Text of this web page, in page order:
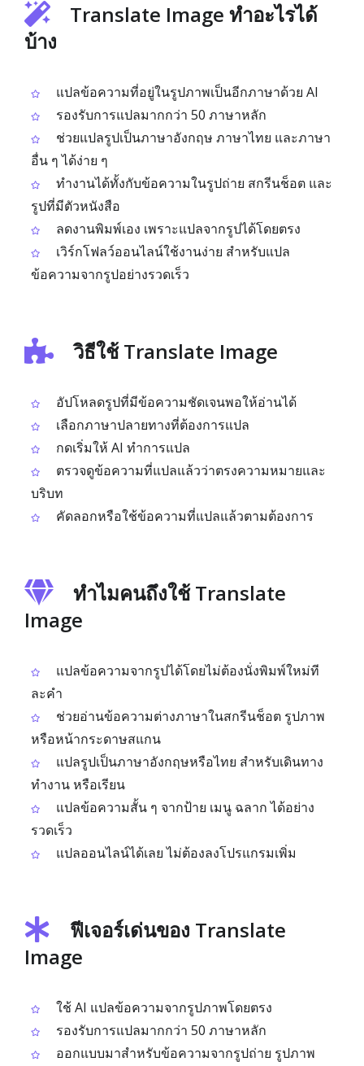
Translate Image ทำอะไรได้
บ้าง
แปลข้อความที่อยู่ในรูปภาพเป็นอีกภาษาด้วย AI
รองรับการแปลมากกว่า 50 ภาษาหลัก
ช่วยแปลรูปเป็นภาษาอังกฤษ ภาษาไทย และภาษา
อื่น ๆ ได้ง่าย ๆ
ทำงานได้ทั้งกับข้อความในรูปถ่าย สกรีนช็อต และ
รูปที่มีตัวหนังสือ
ลดงานพิมพ์เอง เพราะแปลจากรูปได้โดยตรง
เวิร์กโฟลว์ออนไลน์ใช้งานง่าย สำหรับแปล
ข้อความจากรูปอย่างรวดเร็ว
วิธีใช้ Translate Image
อัปโหลดรูปที่มีข้อความชัดเจนพอให้อ่านได้
เลือกภาษาปลายทางที่ต้องการแปล
กดเริ่มให้ AI ทำการแปล
ตรวจดูข้อความที่แปลแล้วว่าตรงความหมายและ
บริบท
คัดลอกหรือใช้ข้อความที่แปลแล้วตามต้องการ
ทำไมคนถึงใช้ Translate
Image
แปลข้อความจากรูปได้โดยไม่ต้องนั่งพิมพ์ใหม่ที
ละคำ
ช่วยอ่านข้อความต่างภาษาในสกรีนช็อต รูปภาพ
หรือหน้ากระดาษสแกน
แปลรูปเป็นภาษาอังกฤษหรือไทย สำหรับเดินทาง
ทำงาน หรือเรียน
แปลข้อความสั้น ๆ จากป้าย เมนู ฉลาก ได้อย่าง
รวดเร็ว
แปลออนไลน์ได้เลย ไม่ต้องลงโปรแกรมเพิ่ม
ฟีเจอร์เด่นของ Translate
Image
ใช้ AI แปลข้อความจากรูปภาพโดยตรง
รองรับการแปลมากกว่า 50 ภาษาหลัก
ออกแบบมาสำหรับข้อความจากรูปถ่าย รูปภาพ